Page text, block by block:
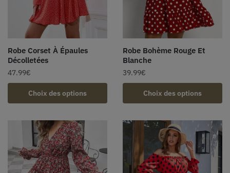
Robe Corset À Épaules
Décolletées
47.99€
Choix des options
Robe Bohème Rouge Et
Blanche
39.99€
Choix des options